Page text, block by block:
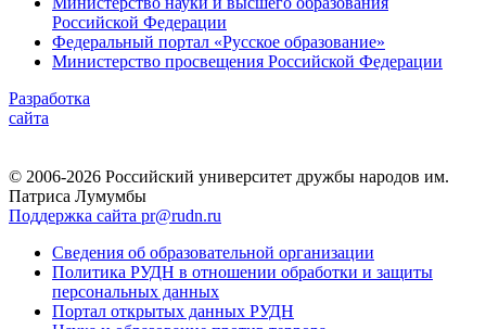
Российской Федерации
Федеральный портал «Русское образование»
Министерство просвещения Российской Федерации
Разработка
сайта
© 2006-2026 Российский университет дружбы народов им.
Патриса Лумумбы
Поддержка сайта pr@rudn.ru
Сведения об образовательной организации
Политика РУДН в отношении обработки и защиты
персональных данных
Портал открытых данных РУДН